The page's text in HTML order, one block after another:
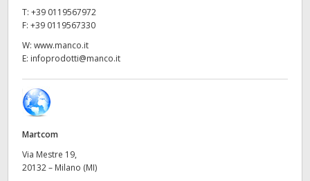
Netherlands
New Zealand
Portugal
Singapore
T: +39 0119567972
F: +39 0119567330
W: www.manco.it
E: infoprodotti@manco.it
Martcom
Via Mestre 19,
20132 – Milano (MI)